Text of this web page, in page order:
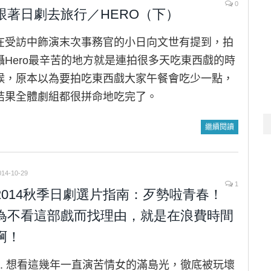
0
著日劇去旅行／HERO（下）
受訪中飾演末次事務官的小日向文世有提到，拍
Hero最辛苦的地方就是連拍很多天吃東西戲的時
，原本以為要拍吃東西戲大家午餐會吃少一點，
果全體劇組都很拼命地吃完了。
繼續閱讀
10-29
1
秋季日劇選片指南：歹勢啦青春！
不看這部戲而找理由，就是在浪費時間
！
想看這幾年一直演苦情女的滿島光，徹底被玩壞